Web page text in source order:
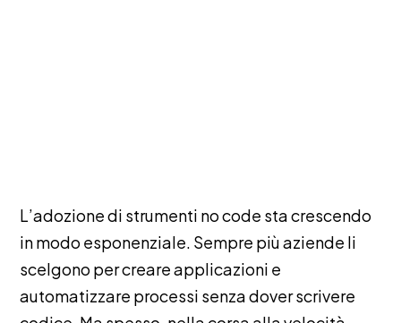
L’adozione di strumenti no code sta crescendo
in modo esponenziale. Sempre più aziende li
scelgono per creare applicazioni e
automatizzare processi senza dover scrivere